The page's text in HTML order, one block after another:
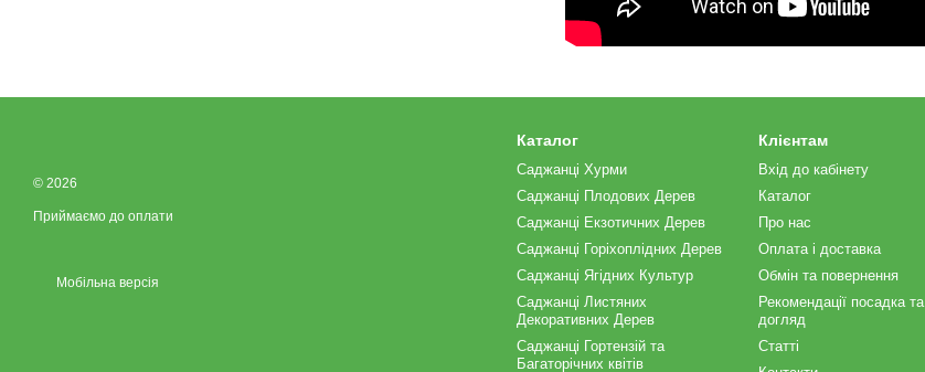
© 2026
Приймаємо до оплати
Мобільна версія
Каталог
Саджанці Хурми
Саджанці Плодових Дерев
Саджанці Екзотичних Дерев
Саджанці Горіхоплідних Дерев
Саджанці Ягідних Культур
Саджанці Листяних
Декоративних Дерев
Саджанці Гортензій та
Багаторічних квітів
Клієнтам
Вхід до кабінету
Каталог
Про нас
Оплата і доставка
Обмін та повернення
Рекомендації посадка та
догляд
Статті